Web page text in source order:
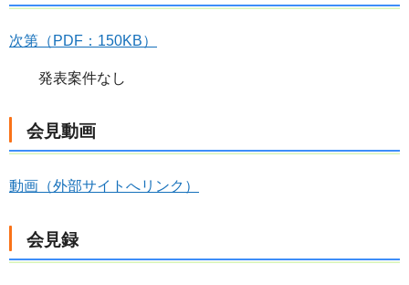
次第（PDF：150KB）
発表案件なし
会見動画
動画（外部サイトへリンク）
会見録